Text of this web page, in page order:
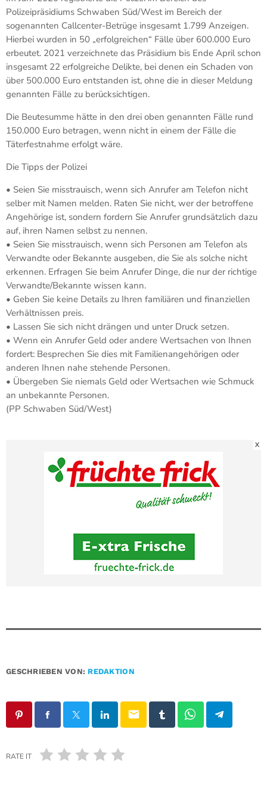
Polizeipräsidiums Schwaben Süd/West im Bereich der
sogenannten Callcenter-Betrüge insgesamt 1.799 Anzeigen.
Hierbei wurden in 50 „erfolgreichen“ Fälle über 600.000 Euro
erbeutet. 2021 verzeichnete das Präsidium bis Ende April schon
insgesamt 22 erfolgreiche Delikte, bei denen ein Schaden von
über 500.000 Euro entstanden ist, ohne die in dieser Meldung
genannten Fälle zu berücksichtigen.
Die Beutesumme hätte in den drei oben genannten Fälle rund
150.000 Euro betragen, wenn nicht in einem der Fälle die
Täterfestnahme erfolgt wäre.
Die Tipps der Polizei
• Seien Sie misstrauisch, wenn sich Anrufer am Telefon nicht
selber mit Namen melden. Raten Sie nicht, wer der betroffene
Angehörige ist, sondern fordern Sie Anrufer grundsätzlich dazu
auf, ihren Namen selbst zu nennen.
• Seien Sie misstrauisch, wenn sich Personen am Telefon als
Verwandte oder Bekannte ausgeben, die Sie als solche nicht
erkennen. Erfragen Sie beim Anrufer Dinge, die nur der richtige
Verwandte/Bekannte wissen kann.
• Geben Sie keine Details zu Ihren familiären und finanziellen
Verhältnissen preis.
• Lassen Sie sich nicht drängen und unter Druck setzen.
• Wenn ein Anrufer Geld oder andere Wertsachen von Ihnen
fordert: Besprechen Sie dies mit Familienangehörigen oder
anderen Ihnen nahe stehende Personen.
• Übergeben Sie niemals Geld oder Wertsachen wie Schmuck
an unbekannte Personen.
(PP Schwaben Süd/West)
X
GESCHRIEBEN VON: REDAKTION
email
RATE IT